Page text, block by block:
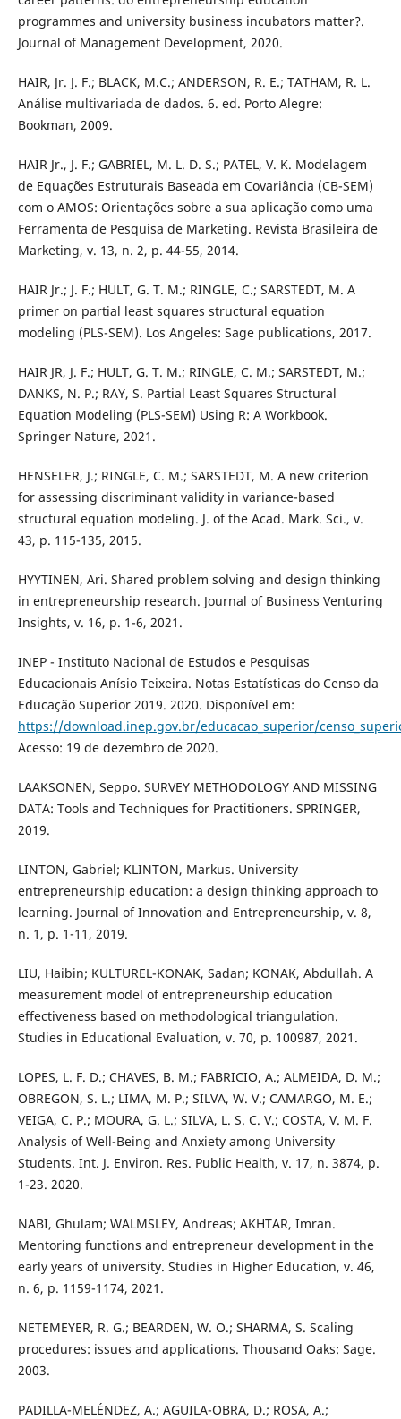
programmes and university business incubators matter?.
Journal of Management Development, 2020.
HAIR, Jr. J. F.; BLACK, M.C.; ANDERSON, R. E.; TATHAM, R. L.
Análise multivariada de dados. 6. ed. Porto Alegre:
Bookman, 2009.
HAIR Jr., J. F.; GABRIEL, M. L. D. S.; PATEL, V. K. Modelagem
de Equações Estruturais Baseada em Covariância (CB-SEM)
com o AMOS: Orientações sobre a sua aplicação como uma
Ferramenta de Pesquisa de Marketing. Revista Brasileira de
Marketing, v. 13, n. 2, p. 44-55, 2014.
HAIR Jr.; J. F.; HULT, G. T. M.; RINGLE, C.; SARSTEDT, M. A
primer on partial least squares structural equation
modeling (PLS-SEM). Los Angeles: Sage publications, 2017.
HAIR JR, J. F.; HULT, G. T. M.; RINGLE, C. M.; SARSTEDT, M.;
DANKS, N. P.; RAY, S. Partial Least Squares Structural
Equation Modeling (PLS-SEM) Using R: A Workbook.
Springer Nature, 2021.
HENSELER, J.; RINGLE, C. M.; SARSTEDT, M. A new criterion
for assessing discriminant validity in variance-based
structural equation modeling. J. of the Acad. Mark. Sci., v.
43, p. 115-135, 2015.
HYYTINEN, Ari. Shared problem solving and design thinking
in entrepreneurship research. Journal of Business Venturing
Insights, v. 16, p. 1-6, 2021.
INEP - Instituto Nacional de Estudos e Pesquisas
Educacionais Anísio Teixeira. Notas Estatísticas do Censo da
Educação Superior 2019. 2020. Disponível em:
https://download.inep.gov.br/educacao_superior/
Acesso: 19 de dezembro de 2020.
LAAKSONEN, Seppo. SURVEY METHODOLOGY AND MISSING
DATA: Tools and Techniques for Practitioners. SPRINGER,
2019.
LINTON, Gabriel; KLINTON, Markus. University
entrepreneurship education: a design thinking approach to
learning. Journal of Innovation and Entrepreneurship, v. 8,
n. 1, p. 1-11, 2019.
LIU, Haibin; KULTUREL-KONAK, Sadan; KONAK, Abdullah. A
measurement model of entrepreneurship education
effectiveness based on methodological triangulation.
Studies in Educational Evaluation, v. 70, p. 100987, 2021.
LOPES, L. F. D.; CHAVES, B. M.; FABRICIO, A.; ALMEIDA, D. M.;
OBREGON, S. L.; LIMA, M. P.; SILVA, W. V.; CAMARGO, M. E.;
VEIGA, C. P.; MOURA, G. L.; SILVA, L. S. C. V.; COSTA, V. M. F.
Analysis of Well-Being and Anxiety among University
Students. Int. J. Environ. Res. Public Health, v. 17, n. 3874, p.
1-23. 2020.
NABI, Ghulam; WALMSLEY, Andreas; AKHTAR, Imran.
Mentoring functions and entrepreneur development in the
early years of university. Studies in Higher Education, v. 46,
n. 6, p. 1159-1174, 2021.
NETEMEYER, R. G.; BEARDEN, W. O.; SHARMA, S. Scaling
procedures: issues and applications. Thousand Oaks: Sage.
2003.
PADILLA-MELÉNDEZ, A.; AGUILA-OBRA, D.; ROSA, A.;